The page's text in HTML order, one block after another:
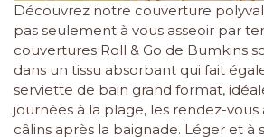
Découvrez notre couverture
pas seulement à vous asseoir par
couvertures Roll & Go de Bumkins
dans un tissu absorbant qui fait
serviette de bain grand format,
journées à la plage, les rendez-vous
câlins après la baignade. Léger et à